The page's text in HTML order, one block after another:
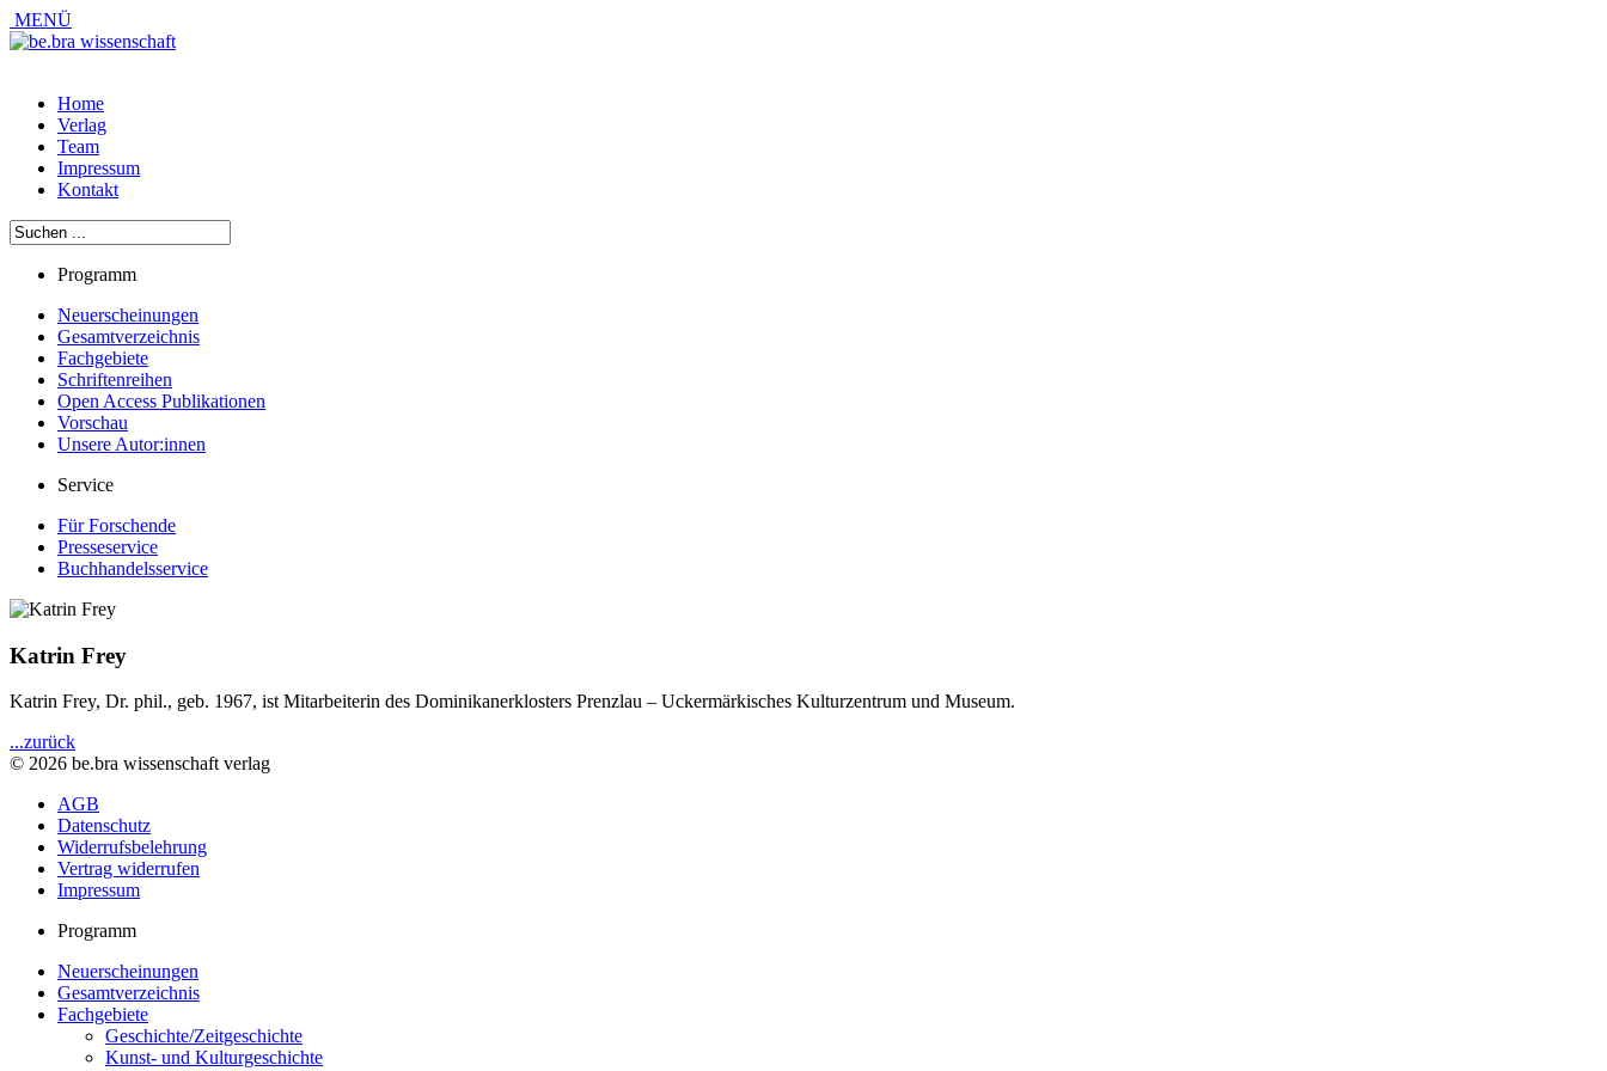
MENÜ
Home
Verlag
Team
Impressum
Kontakt
Programm
Neuerscheinungen
Gesamtverzeichnis
Fachgebiete
Schriftenreihen
Open Access Publikationen
Vorschau
Unsere Autor:innen
Service
Für Forschende
Presseservice
Buchhandelsservice
Katrin Frey
Katrin Frey, Dr. phil., geb. 1967, ist Mitarbeiterin des Dominikanerklosters Prenzlau – Uckermärkisches Kulturzentrum und Museum.
...zurück
© 2026 be.bra wissenschaft verlag
AGB
Datenschutz
Widerrufsbelehrung
Vertrag widerrufen
Impressum
Programm
Neuerscheinungen
Gesamtverzeichnis
Fachgebiete
Geschichte/Zeitgeschichte
Kunst- und Kulturgeschichte